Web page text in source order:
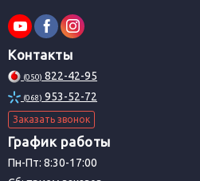
Контакты
(050) 822-42-95
(068) 953-52-72
Заказать звонок
График работы
Пн-Пт: 8:30-17:00